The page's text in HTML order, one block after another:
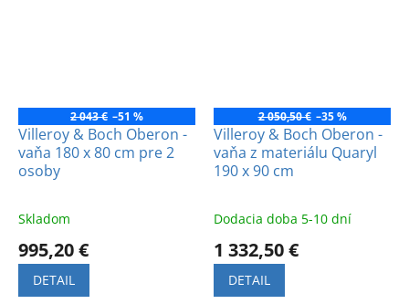
2 043 € –51 %
Villeroy & Boch Oberon -
vaňa 180 x 80 cm pre 2
osoby
Skladom
995,20 €
DETAIL
2 050,50 € –35 %
Villeroy & Boch Oberon -
vaňa z materiálu Quaryl
190 x 90 cm
Dodacia doba 5-10 dní
1 332,50 €
DETAIL